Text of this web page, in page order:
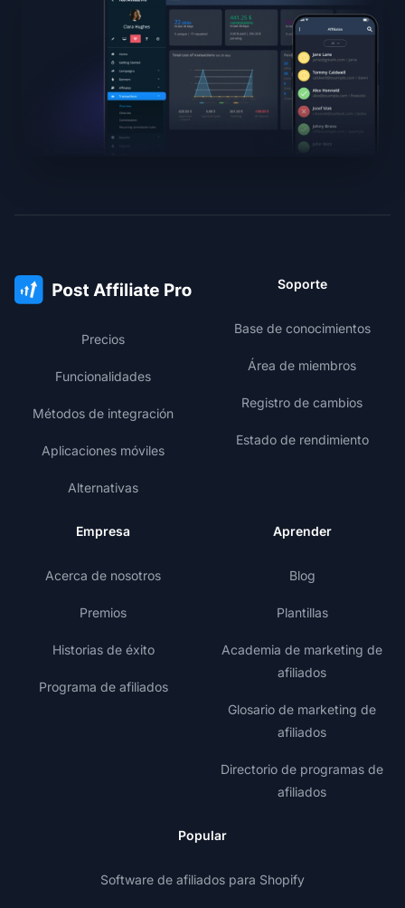
Precios
Funcionalidades
Métodos de integración
Aplicaciones móviles
Alternativas
Soporte
Base de conocimientos
Área de miembros
Registro de cambios
Estado de rendimiento
Empresa
Acerca de nosotros
Premios
Historias de éxito
Programa de afiliados
Aprender
Blog
Plantillas
Academia de marketing de
afiliados
Glosario de marketing de
afiliados
Directorio de programas de
afiliados
Popular
Software de afiliados para Shopify